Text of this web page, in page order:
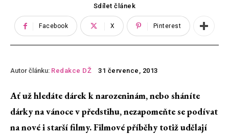
Sdílet článek
Facebook X Pinterest
Autor článku: Redakce DŽ 31 července, 2013
Ať už hledáte dárek k narozeninám, nebo sháníte
dárky na vánoce v předstihu, nezapomeňte se podívat
na nové i starší filmy. Filmové příběhy totiž udělají